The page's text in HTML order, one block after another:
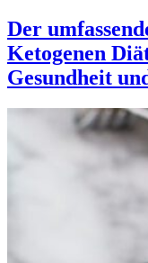
Der
Ketogenen
Gesundheit